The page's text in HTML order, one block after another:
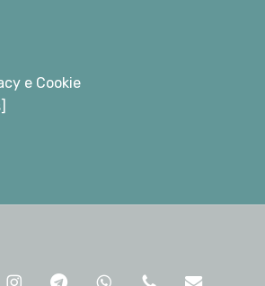
e Cookie
instagramtelegramwhatsappphone email